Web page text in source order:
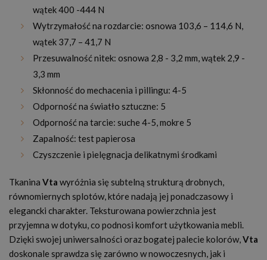
wątek 400 -444 N
Wytrzymałość na rozdarcie: osnowa 103,6 – 114,6 N,
wątek 37,7 – 41,7 N
Przesuwalność nitek: osnowa 2,8 - 3,2 mm, wątek 2,9 -
3,3 mm
Skłonność do mechacenia i pillingu: 4-5
Odporność na światło sztuczne: 5
Odporność na tarcie: suche 4-5, mokre 5
Zapalność: test papierosa
Czyszczenie i pielęgnacja delikatnymi środkami
Tkanina Vta wyróżnia się subtelną strukturą drobnych,
równomiernych splotów, które nadają jej ponadczasowy i
elegancki charakter. Teksturowana powierzchnia jest
przyjemna w dotyku, co podnosi komfort użytkowania mebli.
Dzięki swojej uniwersalności oraz bogatej palecie kolorów,Vta
doskonale sprawdza się zarówno w nowoczesnych, jak i